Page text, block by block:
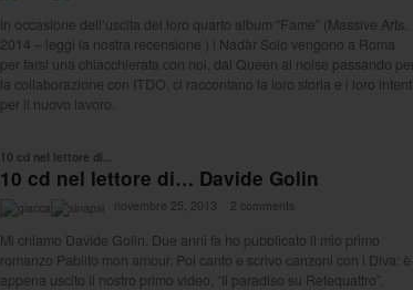
In occasione dell’uscita del loro quarto album “Fame” (Massive Arts,
2014 – leggi la nostra recensione ) i Nadàr Solo vengono a Roma
per farsi una chiacchierata con noi, dai Queen al noise passando
la collaborazione con ITDO, ci raccontano la loro storia e i loro
per il nuovo lavoro.
10 cd nel lettore di...
10 cd nel lettore di… Davide Golin
· novembre 25, 2013 2 comments
Mi chiamo Davide Golin. Due anni fa ho pubblicato il mio primo
romanzo Pablito mon amour. Poi canto e scrivo canzoni con i Diva: è
appena uscito il nostro primo video, “Il paradiso su Retequattro”.